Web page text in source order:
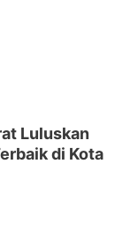
Luluskan
di Kota